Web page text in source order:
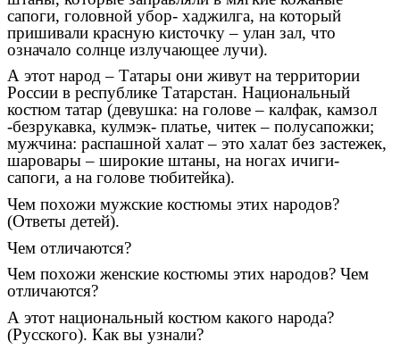
сапоги, головной убор- хаджилга, на который
пришивали красную кисточку – улан зал, что
означало солнце излучающее лучи).
А этот народ – Татары они живут на территории
России в республике Татарстан. Национальный
костюм татар (девушка: на голове – калфак, камзол
-безрукавка, кулмэк- платье, читек – полусапожки;
мужчина: распашной халат – это халат без застежек,
шаровары – широкие штаны, на ногах ичиги-
сапоги, а на голове тюбитейка).
Чем похожи мужские костюмы этих народов?
(Ответы детей).
Чем отличаются?
Чем похожи женские костюмы этих народов? Чем
отличаются?
А этот национальный костюм какого народа?
(Русского). Как вы узнали?